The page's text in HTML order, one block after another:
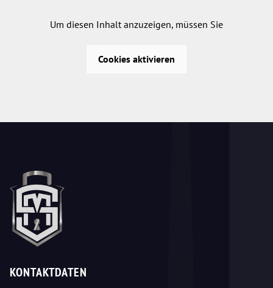
Um diesen Inhalt anzuzeigen, müssen Sie
Cookies aktivieren
KONTAKTDATEN